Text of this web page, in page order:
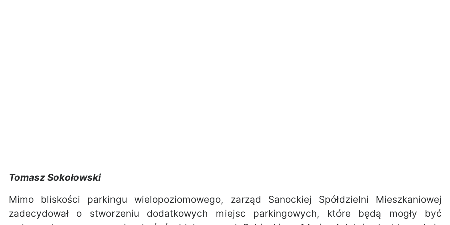
Tomasz Sokołowski
Mimo bliskości parkingu wielopoziomowego, zarząd Sanockiej Spółdzielni Mieszkaniowej
zadecydował o stworzeniu dodatkowych miejsc parkingowych, które będą mogły być